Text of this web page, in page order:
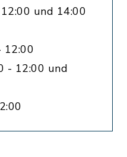
und 14:00
12:00
- 12:00 und